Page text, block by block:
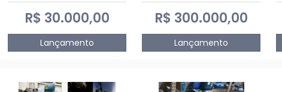
R$ 30.000,00
Lançamento
R$ 300.000,00
Lançamento